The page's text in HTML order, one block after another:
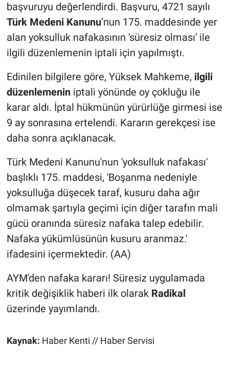
başvuruyu değerlendirdi. Başvuru, 4721 sayılı
Türk Medeni Kanunu‘nun 175. maddesinde yer
alan yoksulluk nafakasının 'süresiz olması' ile
ilgili düzenlemenin iptali için yapılmıştı.
Edinilen bilgilere göre, Yüksek Mahkeme, ilgili
düzenlemeniniptali yönünde oy çokluğu ile
karar aldı. İptal hükmünün yürürlüğe girmesi ise
9 ay sonrasına ertelendi. Kararın gerekçesi ise
daha sonra açıklanacak.
Türk Medeni Kanunu'nun 'yoksulluk nafakası'
başlıklı 175. maddesi, 'Boşanma nedeniyle
yoksulluğa düşecek taraf, kusuru daha ağır
olmamak şartıyla geçimi için diğer tarafın mali
gücü oranında süresiz nafaka talep edebilir.
Nafaka yükümlüsünün kusuru aranmaz.'
ifadesini içermektedir. (AA)
AYM'den nafaka kararı! Süresiz uygulamada
kritik değişiklik haberi ilk olarak Radikal
üzerinde yayımlandı.
Kaynak: Haber Kenti // Haber Servisi